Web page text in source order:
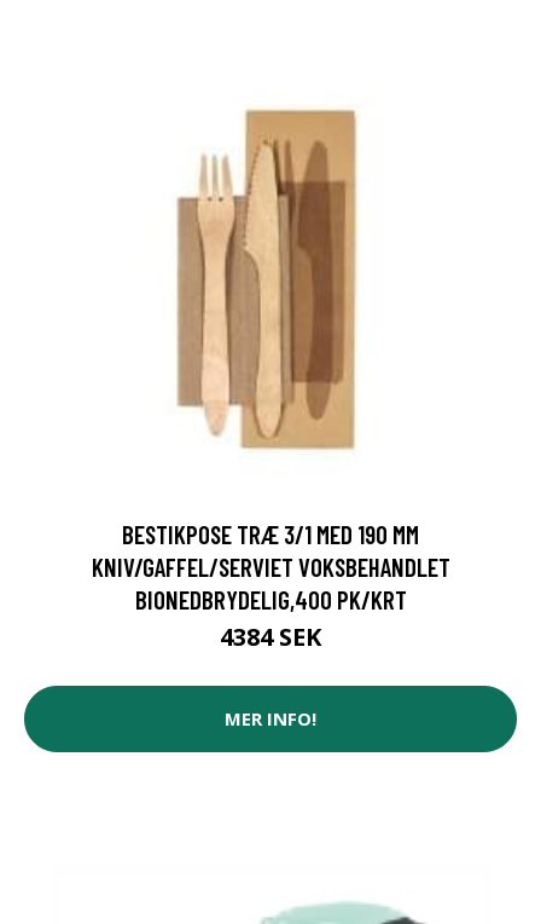
BESTIKPOSE TRÆ 3/1 MED 190 MM
KNIV/GAFFEL/SERVIET VOKSBEHANDLET
BIONEDBRYDELIG,400 PK/KRT
4384 SEK
MER INFO!